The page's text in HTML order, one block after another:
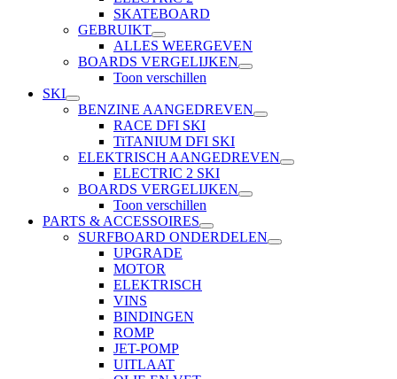
SKATEBOARD
GEBRUIKT
ALLES WEERGEVEN
BOARDS VERGELIJKEN
Toon verschillen
SKI
BENZINE AANGEDREVEN
RACE DFI SKI
TiTANIUM DFI SKI
ELEKTRISCH AANGEDREVEN
ELECTRIC 2 SKI
BOARDS VERGELIJKEN
Toon verschillen
PARTS & ACCESSOIRES
SURFBOARD ONDERDELEN
UPGRADE
MOTOR
ELEKTRISCH
VINS
BINDINGEN
ROMP
JET-POMP
UITLAAT